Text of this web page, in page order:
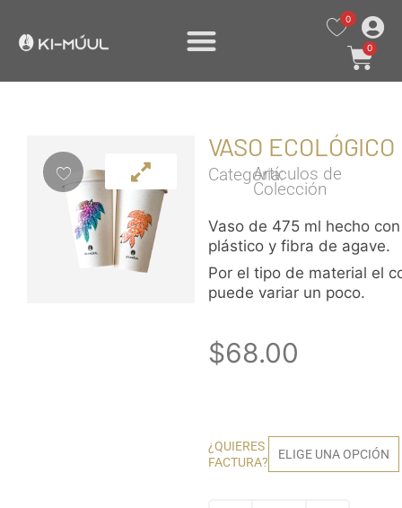
0
0
VASO ECOLÓGICO
Categoria:Artículos de
Colección
Vaso de 475 ml hecho con
plástico y fibra de agave.
Por el tipo de material el
puede variar un poco.
$68.00
¿QUIERES
FACTURA?